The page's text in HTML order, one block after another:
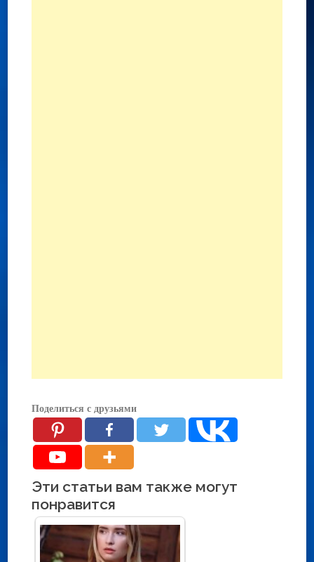
Поделиться с друзьями
Эти статьи вам также могут
понравится